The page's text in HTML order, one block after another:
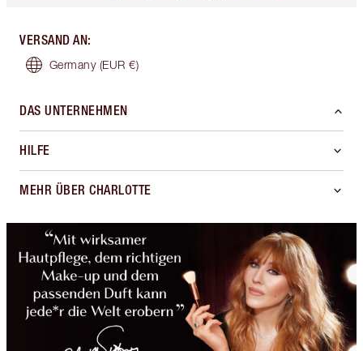
VERSAND AN:
Germany (EUR €)
DAS UNTERNEHMEN
HILFE
MEHR ÜBER CHARLOTTE